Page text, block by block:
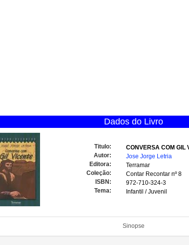
Dados do Livro
Titulo:
CONVERSA COM GIL
Autor:
Jose Jorge Letria
Editora:
Terramar
Coleção:
Contar Recontar nº 8
ISBN:
972-710-324-3
Tema:
Infantil / Juvenil
Sinopse